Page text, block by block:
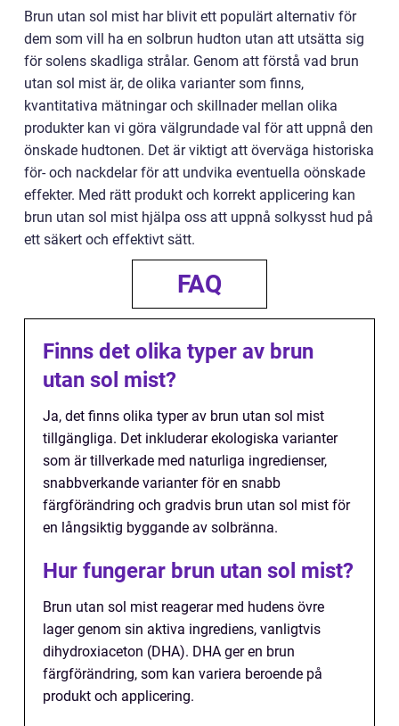
Brun utan sol mist har blivit ett populärt alternativ för
dem som vill ha en solbrun hudton utan att utsätta sig
för solens skadliga strålar. Genom att förstå vad brun
utan sol mist är, de olika varianter som finns,
kvantitativa mätningar och skillnader mellan olika
produkter kan vi göra välgrundade val för att uppnå den
önskade hudtonen. Det är viktigt att överväga historiska
för- och nackdelar för att undvika eventuella oönskade
effekter. Med rätt produkt och korrekt applicering kan
brun utan sol mist hjälpa oss att uppnå solkysst hud på
ett säkert och effektivt sätt.
FAQ
Finns det olika typer av brun
utan sol mist?
Ja, det finns olika typer av brun utan sol mist
tillgängliga. Det inkluderar ekologiska varianter
som är tillverkade med naturliga ingredienser,
snabbverkande varianter för en snabb
färgförändring och gradvis brun utan sol mist för
en långsiktig byggande av solbränna.
Hur fungerar brun utan sol mist?
Brun utan sol mist reagerar med hudens övre
lager genom sin aktiva ingrediens, vanligtvis
dihydroxiaceton (DHA). DHA ger en brun
färgförändring, som kan variera beroende på
produkt och applicering.